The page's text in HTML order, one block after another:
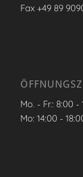
Fax +49 89
Mo. - Fr.: 8:00 -
Mo: 14:00 -